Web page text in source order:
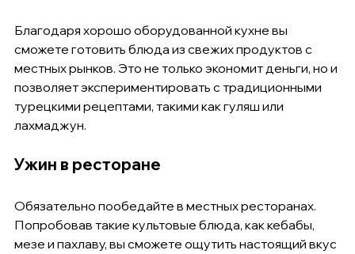
Благодаря хорошо оборудованной кухне вы
сможете готовить блюда из свежих продуктов с
местных рынков. Это не только экономит деньги, но и
позволяет экспериментировать с традиционными
турецкими рецептами, такими как гуляш или
лахмаджун.
Ужин в ресторане
Обязательно пообедайте в местных ресторанах.
Попробовав такие культовые блюда, как кебабы,
мезе и пахлаву, вы сможете ощутить настоящий вкус